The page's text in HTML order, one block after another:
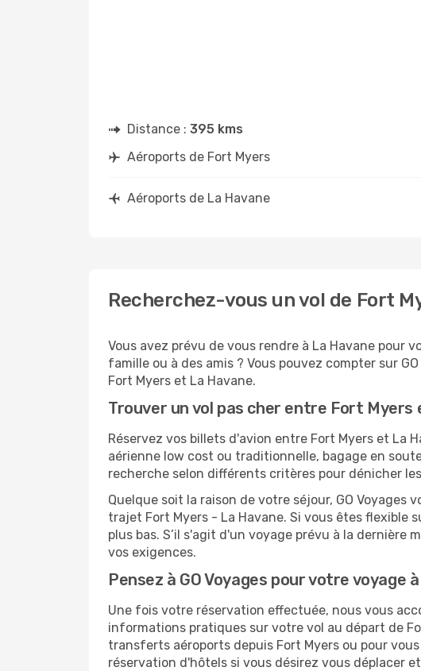
Distance : 395 kms
Aéroports de Fort Myers
Aéroports de La Havane
Recherchez-vous un vol de Fort
Vous avez prévu de vous rendre à La Havane pour
famille ou à des amis ? Vous pouvez compter sur
Fort Myers et La Havane.
Trouver un vol pas cher entre Fort Myers
Réservez vos billets d'avion entre Fort Myers et La
aérienne low cost ou traditionnelle, bagage en
recherche selon différents critères pour dénicher
Quelque soit la raison de votre séjour, GO Voyages
trajet Fort Myers - La Havane. Si vous êtes flexible
plus bas. S’il s'agit d'un voyage prévu à la dernière
vos exigences.
Pensez à GO Voyages pour votre voyage
Une fois votre réservation effectuée, nous vous
informations pratiques sur votre vol au départ de
transferts aéroports depuis Fort Myers ou pour
réservation d'hôtels si vous désirez vous déplacer